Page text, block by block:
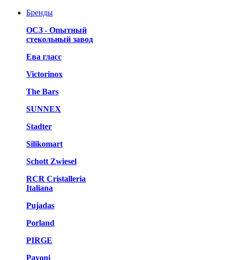
Бренды
ОСЗ - Опытный
стекольный завод
Ева гласс
Victorinox
The Bars
SUNNEX
Stadter
Silikomart
Schott Zwiesel
RCR Cristalleria
Italiana
Pujadas
Porland
PIRGE
Pavoni